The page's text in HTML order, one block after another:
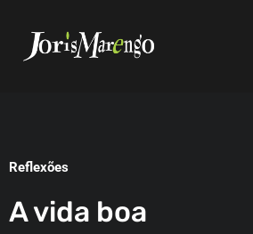
Reflexões
A vida boa